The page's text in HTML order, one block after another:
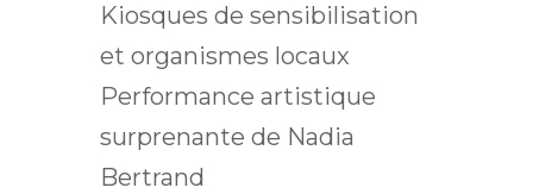
Kiosques de sensibilisation
et organismes locaux
Performance artistique
surprenante de Nadia
Bertrand